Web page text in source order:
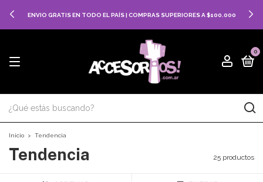
LOS PRECIOS Y PROMOCIONES PUEDEN VARIAR EN SUCURSALES, WEB
Y WHATSAPP
0
Inicio > Tendencia
Tendencia 25 productos